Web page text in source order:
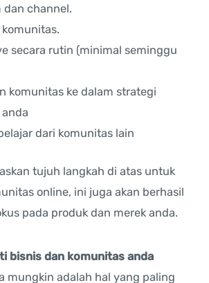
channel.
secara rutin (minimal seminggu
komunitas ke dalam strategi
dari komunitas lain
tujuh langkah di atas untuk
online, ini juga akan berhasil
pada produk dan merek anda.
bisnis dan komunitas anda
mungkin adalah hal yang paling